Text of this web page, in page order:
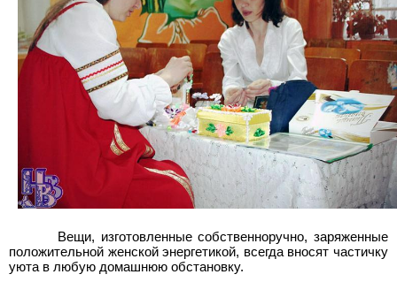
Вещи, изготовленные собственноручно, заряженные
положительной женской энергетикой, всегда вносят частичку
уюта в любую домашнюю обстановку.